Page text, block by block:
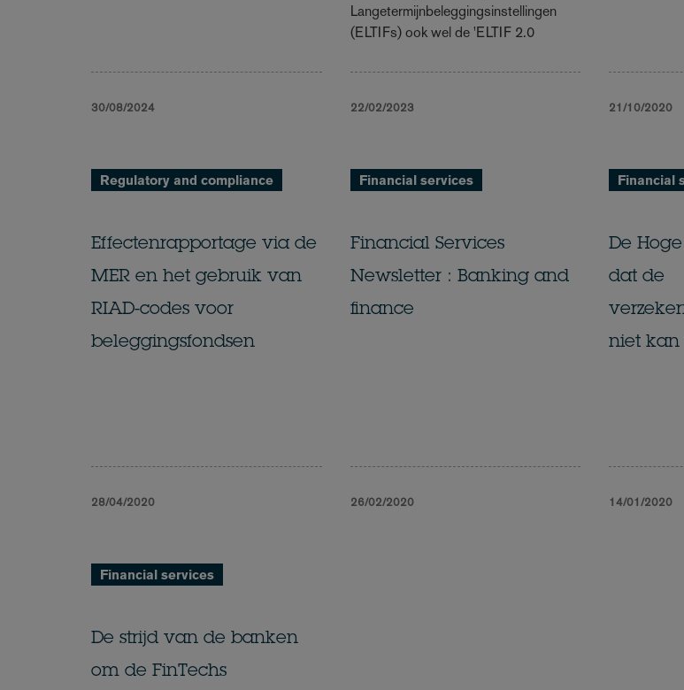
30/08/2024
Langetermijnbeleggingsinstellingen
(ELTIFs) ook wel de 'ELTIF 2.0
22/02/2023 21/10/2020
Regulatory and compliance
Effectenrapportage via de
MER en het gebruik van
RIAD-codes voor
beleggingsfondsen
28/04/2020
Financial services
Financial Services
Newsletter : Banking and
finance
26/02/2020
Financial
De
dat de
niet
14/01/2020
Financial services
De strijd van de banken
om de FinTechs